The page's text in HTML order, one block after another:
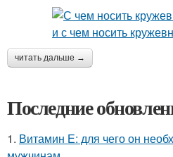
читать дальше →
Последние
1. Витамин Е: для чего он